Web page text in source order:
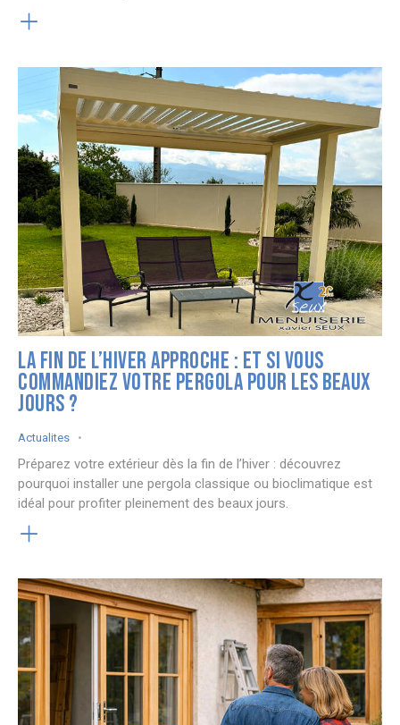
LA FIN DE L’HIVER APPROCHE : ET SI VOUS
COMMANDIEZ VOTRE PERGOLA POUR LES BEAUX
JOURS ?
Actualites
Préparez votre extérieur dès la fin de l’hiver : découvrez
pourquoi installer une pergola classique ou bioclimatique est
idéal pour profiter pleinement des beaux jours.